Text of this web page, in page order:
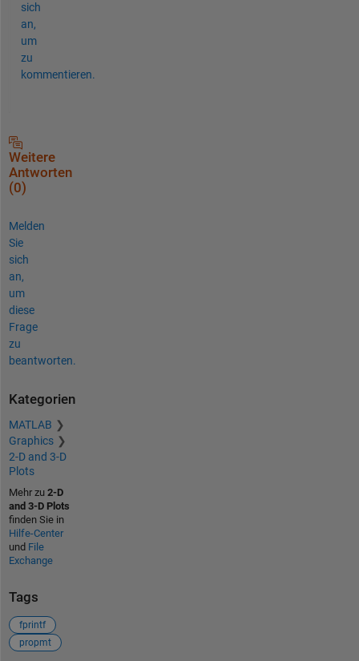
sich
an,
um
zu
kommentieren.
Weitere
Antworten
(0)
Melden
Sie
sich
an,
um
diese
Frage
zu
beantworten.
Kategorien
MATLAB
Graphics
2-D and 3-D
Plots
Mehr zu 2-D
and 3-D Plots
finden Sie in
Hilfe-Center
und File
Exchange
Tags
fprintf
propmt